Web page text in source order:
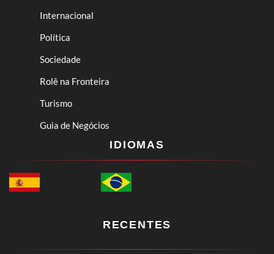
Internacional
Política
Sociedade
Rolê na Fronteira
Turismo
Guia de Negócios
IDIOMAS
RECENTES